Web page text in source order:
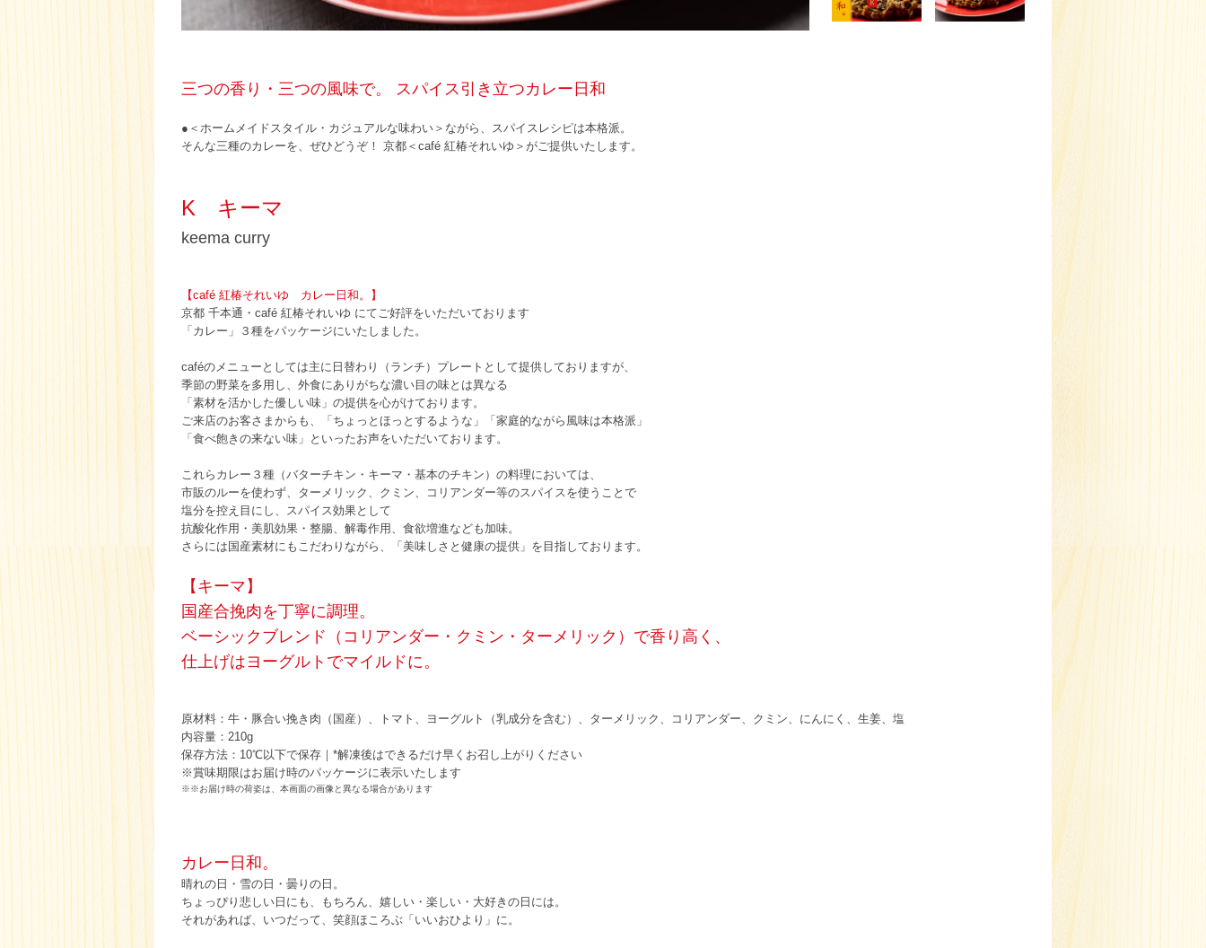
三つの香り・三つの風味で。 スパイス引き立つカレー日和
●＜ホームメイドスタイル・カジュアルな味わい＞ながら、スパイスレシピは本格派。
そんな三種のカレーを、ぜひどうぞ！ 京都＜café 紅椿それいゆ＞がご提供いたします。
K キーマ
keema curry
【café 紅椿それいゆ カレー日和。】
京都 千本通・café 紅椿それいゆ にてご好評をいただいております
「カレー」３種をパッケージにいたしました。
caféのメニューとしては主に日替わり（ランチ）プレートとして提供しておりますが、
季節の野菜を多用し、外食にありがちな濃い目の味とは異なる
「素材を活かした優しい味」の提供を心がけております。
ご来店のお客さまからも、「ちょっとほっとするような」「家庭的ながら風味は本格派」
「食べ飽きの来ない味」といったお声をいただいております。
これらカレー３種（バターチキン・キーマ・基本のチキン）の料理においては、
市販のルーを使わず、ターメリック、クミン、コリアンダー等のスパイスを使うことで
塩分を控え目にし、スパイス効果として
抗酸化作用・美肌効果・整腸、解毒作用、食欲増進なども加味。
さらには国産素材にもこだわりながら、「美味しさと健康の提供」を目指しております。
【キーマ】
国産合挽肉を丁寧に調理。
ベーシックブレンド（コリアンダー・クミン・ターメリック）で香り高く、
仕上げはヨーグルトでマイルドに。
原材料：牛・豚合い挽き肉（国産）、トマト、ヨーグルト（乳成分を含む）、ターメリック、コリアンダー、クミン、にんにく、生姜、塩
内容量：210g
保存方法：10℃以下で保存｜*解凍後はできるだけ早くお召し上がりください
※賞味期限はお届け時のパッケージに表示いたします
※※お届け時の荷姿は、本画面の画像と異なる場合があります
カレー日和。
晴れの日・雪の日・曇りの日。
ちょっぴり悲しい日にも、もちろん、嬉しい・楽しい・大好きの日には。
それがあれば、いつだって、笑顔ほころぶ「いいおひより」に。